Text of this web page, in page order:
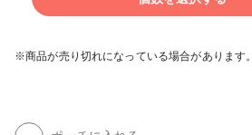
※商品が売り切れになっている場合があります。